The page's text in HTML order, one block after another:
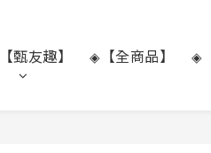
【甄友趣】 ◈ 【全商品】 ◈